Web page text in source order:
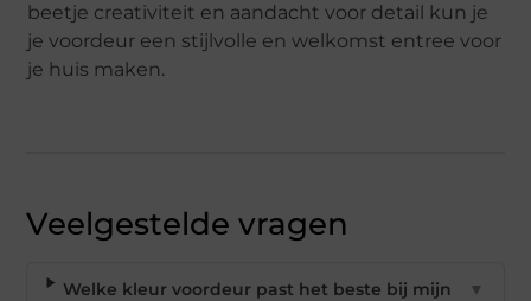
beetje creativiteit en aandacht voor detail kun je
je voordeur een stijlvolle en welkomst entree voor
je huis maken.
Veelgestelde vragen
Welke kleur voordeur past het beste bij mijn
▼